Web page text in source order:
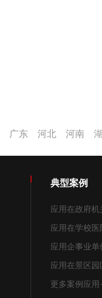
广东 河北 河南
典型案例
应用在政府机
应用在学校医
应用企事业单
应用在景区园
更多案例应用